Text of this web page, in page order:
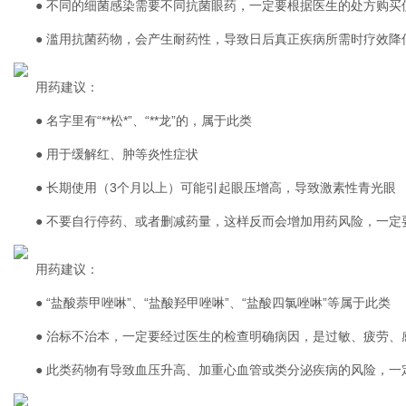
● 不同的细菌感染需要不同抗菌眼药，一定要根据医生的处方购买
● 滥用抗菌药物，会产生耐药性，导致日后真正疾病所需时疗效降
用药建议：
● 名字里有“**松*”、“**龙”的，属于此类
● 用于缓解红、肿等炎性症状
● 长期使用（3个月以上）可能引起眼压增高，导致激素性青光眼
● 不要自行停药、或者删减药量，这样反而会增加用药风险，一
用药建议：
● “盐酸萘甲唑啉”、“盐酸羟甲唑啉”、“盐酸四氯唑啉”等属于此类
● 治标不治本，一定要经过医生的检查明确病因，是过敏、疲劳
● 此类药物有导致血压升高、加重心血管或类分泌疾病的风险，